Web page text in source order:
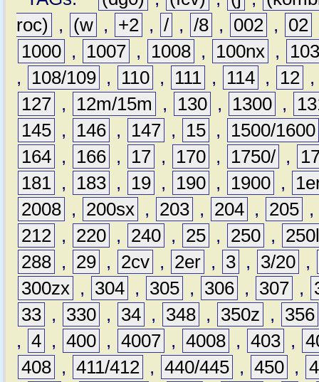
roc)
, (w , +2 , / , /8 , 002 , 02
1000 , 1007 , 1008 , 100nx ,
,
108/109 , 110 , 111 , 114 , 12
127 , 12m/15m , 130 , 1300 ,
145 , 146 , 147 , 15 ,
1500/1600
164 , 166 , 17 , 170 , 1750/ ,
181 , 183 , 19 , 190 , 1900 ,
2008 , 200sx , 203 , 204 , 205 ,
212 , 220 , 240 , 25 , 250 ,
288 , 29 , 2cv , 2er , 3 , 3/20 ,
300zx , 304 , 305 , 306 , 307 ,
33 , 330 , 34 , 348 , 350z ,
356
, 4 , 400 , 4007 , 4008 , 403 ,
408 , 411/412 , 440/445 , 450 ,